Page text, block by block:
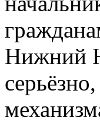
Нижний